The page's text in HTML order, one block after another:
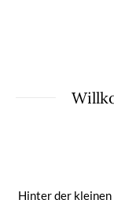
Hinter der